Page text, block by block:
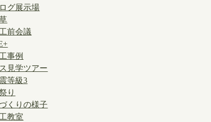
グ展示場
前会議
事例
見学ツアー
等級3
り
くりの様子
教室